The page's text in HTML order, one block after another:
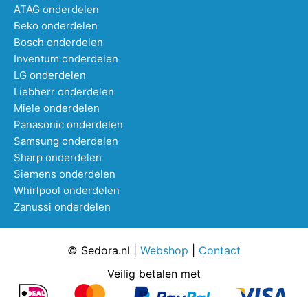
ATAG onderdelen
Beko onderdelen
Bosch onderdelen
Inventum onderdelen
LG onderdelen
Liebherr onderdelen
Miele onderdelen
Panasonic onderdelen
Samsung onderdelen
Sharp onderdelen
Siemens onderdelen
Whirlpool onderdelen
Zanussi onderdelen
© Sedora.nl | Webshop
Contact
Veilig betalen met